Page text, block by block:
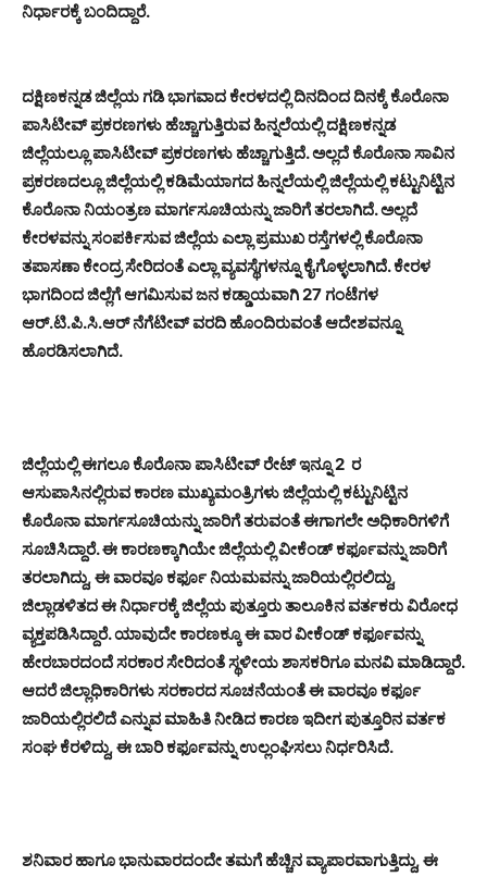
ನಿರ್ಧಾರಕ್ಕೆ ಬಂದಿದ್ದಾರೆ.
ದಕ್ಷಿಣಕನ್ನಡ ಜಿಲ್ಲೆಯ ಗಡಿ ಭಾಗವಾದ ಕೇರಳದಲ್ಲಿ ದಿನದಿಂದ ದಿನಕ್ಕೆ ಕೊರೊನಾ
ಪಾಸಿಟೀವ್ ಪ್ರಕರಣಗಳು ಹೆಚ್ಚಾಗುತ್ತಿರುವ ಹಿನ್ನಲೆಯಲ್ಲಿ ದಕ್ಷಿಣಕನ್ನಡ
ಜಿಲ್ಲೆಯಲ್ಲೂ ಪಾಸಿಟೀವ್ ಪ್ರಕರಣಗಳು ಹೆಚ್ಚಾಗುತ್ತಿದೆ. ಅಲ್ಲದೆ ಕೊರೊನಾ ಸಾವಿನ
ಪ್ರಕರಣದಲ್ಲೂ ಜಿಲ್ಲೆಯಲ್ಲಿ ಕಡಿಮೆಯಾಗದ ಹಿನ್ನಲೆಯಲ್ಲಿ ಜಿಲ್ಲೆಯಲ್ಲಿ ಕಟ್ಟುನಿಟ್ಟಿನ
ಕೊರೊನಾ ನಿಯಂತ್ರಣ ಮಾರ್ಗಸೂಚಿಯನ್ನು ಜಾರಿಗೆ ತರಲಾಗಿದೆ. ಅಲ್ಲದೆ
ಕೇರಳವನ್ನು ಸಂಪರ್ಕಿಸುವ ಜಿಲ್ಲೆಯ ಎಲ್ಲಾ ಪ್ರಮುಖ ರಸ್ತೆಗಳಲ್ಲಿ ಕೊರೊನಾ
ತಪಾಸಣಾ ಕೇಂದ್ರ ಸೇರಿದಂತೆ ಎಲ್ಲಾ ವ್ಯವಸ್ಥೆಗಳನ್ನೂ ಕೈಗೊಳ್ಳಲಾಗಿದೆ. ಕೇರಳ
ಭಾಗದಿಂದ ಜಿಲ್ಲೆಗೆ ಆಗಮಿಸುವ ಜನ ಕಡ್ಡಾಯವಾಗಿ 27 ಗಂಟೆಗಳ
ಆರ್.ಟಿ.ಪಿ.ಸಿ.ಆರ್ ನೆಗೆಟೀವ್ ವರದಿ ಹೊಂದಿರುವಂತೆ ಆದೇಶವನ್ನೂ
ಹೊರಡಿಸಲಾಗಿದೆ.
ಜಿಲ್ಲೆಯಲ್ಲಿ ಈಗಲೂ ಕೊರೊನಾ ಪಾಸಿಟೀವ್ ರೇಟ್ ಇನ್ನೂ 2 ರ
ಆಸುಪಾಸಿನಲ್ಲಿರುವ ಕಾರಣ ಮುಖ್ಯಮಂತ್ರಿಗಳು ಜಿಲ್ಲೆಯಲ್ಲಿ ಕಟ್ಟುನಿಟ್ಟಿನ
ಕೊರೊನಾ ಮಾರ್ಗಸೂಚಿಯನ್ನು ಜಾರಿಗೆ ತರುವಂತೆ ಈಗಾಗಲೇ ಅಧಿಕಾರಿಗಳಿಗೆ
ಸೂಚಿಸಿದ್ದಾರೆ. ಈ ಕಾರಣಕ್ಕಾಗಿಯೇ ಜಿಲ್ಲೆಯಲ್ಲಿ ವೀಕೆಂಡ್ ಕರ್ಫೂವನ್ನು ಜಾರಿಗೆ
ತರಲಾಗಿದ್ದು, ಈ ವಾರವೂ ಕರ್ಫೂ ನಿಯಮವನ್ನು ಜಾರಿಯಲ್ಲಿರಲಿದ್ದು,
ಜಿಲ್ಲಾಡಳಿತದ ಈ ನಿರ್ಧಾರಕ್ಕೆ ಜಿಲ್ಲೆಯ ಪುತ್ತೂರು ತಾಲೂಕಿನ ವರ್ತಕರು ವಿರೋಧ
ವ್ಯಕ್ತಪಡಿಸಿದ್ದಾರೆ. ಯಾವುದೇ ಕಾರಣಕ್ಕೂ ಈ ವಾರ ವೀಕೆಂಡ್ ಕರ್ಫೂವನ್ನು
ಹೇರಬಾರದಂದೆ ಸರಕಾರ ಸೇರಿದಂತೆ ಸ್ಥಳೀಯ ಶಾಸಕರಿಗೂ ಮನವಿ ಮಾಡಿದ್ದಾರೆ.
ಆದರೆ ಜಿಲ್ಲಾಧಿಕಾರಿಗಳು ಸರಕಾರದ ಸೂಚನೆಯಂತೆ ಈ ವಾರವೂ ಕರ್ಫೂ
ಜಾರಿಯಲ್ಲಿರಲಿದೆ ಎನ್ನುವ ಮಾಹಿತಿ ನೀಡಿದ ಕಾರಣ ಇದೀಗ ಪುತ್ತೂರಿನ ವರ್ತಕ
ಸಂಘ ಕೆರಳಿದ್ದು, ಈ ಬಾರಿ ಕರ್ಫೂವನ್ನು ಉಲ್ಲಂಘಿಸಲು ನಿರ್ಧರಿಸಿದೆ.
ಶನಿವಾರ ಹಾಗೂ ಭಾನುವಾರದಂದೇ ತಮಗೆ ಹೆಚ್ಚಿನ ವ್ಯಾಪಾರವಾಗುತ್ತಿದ್ದು, ಈ